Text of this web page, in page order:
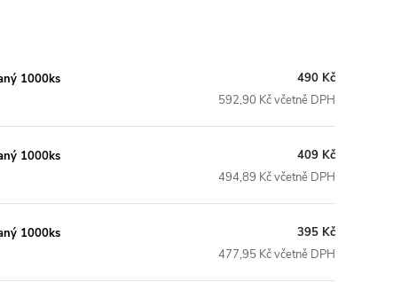
1000ks
490 Kč
592,90 Kč včetně DPH
1000ks
409 Kč
494,89 Kč včetně DPH
1000ks
395 Kč
477,95 Kč včetně DPH